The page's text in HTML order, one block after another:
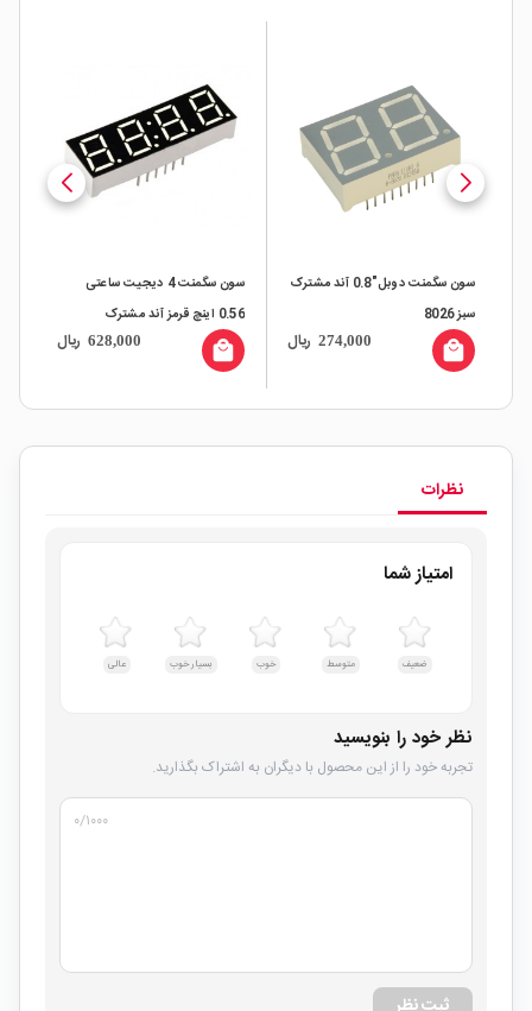
سون سگمنت دوبل"0.8 آند مشترک
سبز 8026
274,000 ریال local_mall
سون سگمنت 4 دیجیت ساعتی
0.56 اینچ قرمز آند مشترک
628,000 ریال local_mall
نظرات
امتیاز شما
ضعیف متوسط خوب بسیار خوب عالی
نظر خود را بنویسید
تجربه خود را از این محصول با دیگران به اشتراک بگذارید.
۰/۱۰۰۰